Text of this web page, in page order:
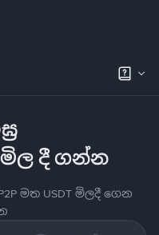
මිල දී ගන්න
මත USDT මිලදී ගෙන